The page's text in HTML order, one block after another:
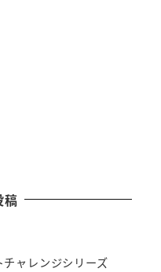
稿
ャレンジシリーズ